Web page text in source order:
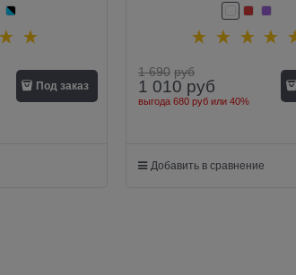
Под заказ
1 690 руб
1 010 руб
выгода 680 рубили 40%
Добавить в сравнение